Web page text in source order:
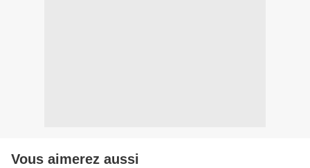
Vous aimerez aussi